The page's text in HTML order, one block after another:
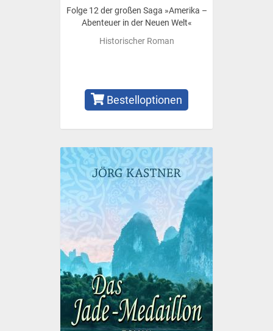
Folge 12 der großen Saga »Amerika –
Abenteuer in der Neuen Welt«
Historischer Roman
Bestelloptionen